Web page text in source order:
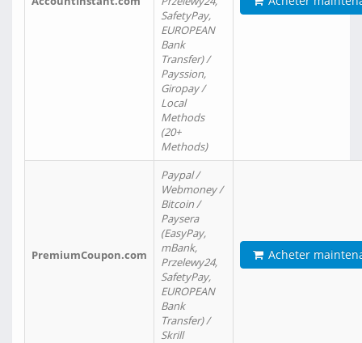
SafetyPay,
EUROPEAN
Bank
Transfer) /
Payssion,
Giropay /
Local
Methods
(20+
Methods)
PremiumCoupon.com
Paypal /
Webmoney /
Bitcoin /
Paysera
(EasyPay,
mBank,
Przelewy24,
SafetyPay,
EUROPEAN
Bank
Transfer) /
Skrill
Acheter